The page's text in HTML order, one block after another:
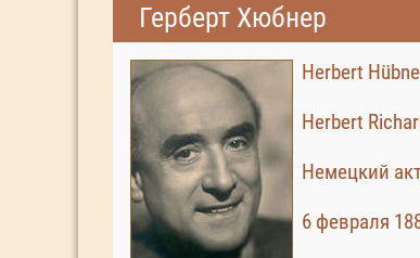
Герберт Хюбнер
Herbert
Herbert
Немецкий
6 февраля